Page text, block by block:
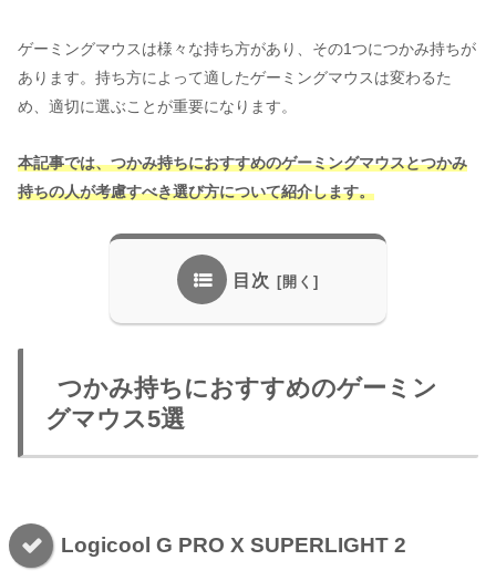
ゲーミングマウスは様々な持ち方があり、その1つにつかみ持ちが
あります。持ち方によって適したゲーミングマウスは変わるた
め、適切に選ぶことが重要になります。
本記事では、つかみ持ちにおすすめのゲーミングマウスとつかみ
持ちの人が考慮すべき選び方について紹介します。
目次
つかみ持ちにおすすめのゲーミン
グマウス5選
Logicool G PRO X SUPERLIGHT 2